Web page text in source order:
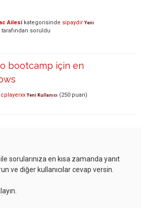
Ailesi kategorisinde sipaydir Yeni
tarafından soruldu
bootcamp için en
Yeni Kullanıcı (250 puan)
sorularınıza en kısa zamanda yanıt
ve diğer kullanıcılar cevap versin.